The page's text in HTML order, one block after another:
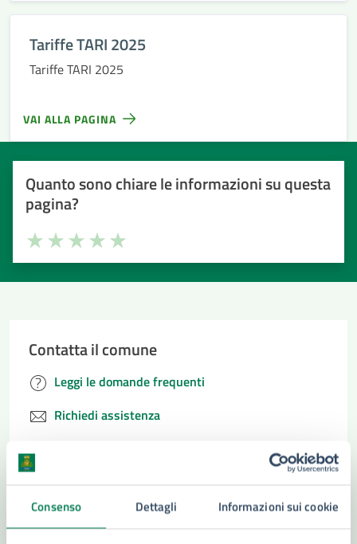
Consenso Dettagli Informazioni sui cookie
Tariffe TARI 2025
Tariffe TARI 2025
VAI ALLA PAGINA
Quanto sono chiare le informazioni su questa
pagina?
Valuta la chiarezza delle informazioni (da 1 a 5 stelle)
Seleziona il numero di stelle per valutare la chiarezza delle
Valuta 5 stelle su 5
Valuta 4 stelle su 5
Valuta 3 stelle su 5
Valuta 2 stelle su 5
Valuta 1 stelle su 5
Contatta il comune
Leggi le domande frequenti
Richiedi assistenza
Problemi in città